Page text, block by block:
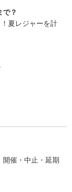
？
夏レジャーを計
催・中止・延期